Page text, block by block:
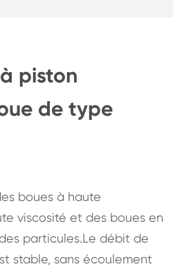
piston
de type
boues à haute
viscosité et des boues en
particules.Le débit de
stable, sans écoulement